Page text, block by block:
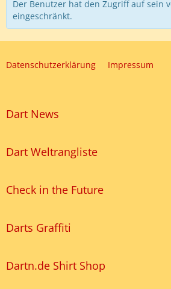
Der Benutzer hat den Zugriff auf sein
eingeschränkt.
Datenschutzerklärung Impressum
Dart News
Dart Weltrangliste
Check in the Future
Darts Graffiti
Dartn.de Shirt Shop